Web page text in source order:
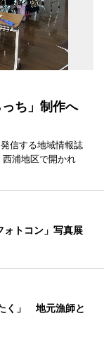
っち」制作へ
信する地域情報誌
西浦地区で開かれ
ォトコン」写真展
く」 地元漁師と